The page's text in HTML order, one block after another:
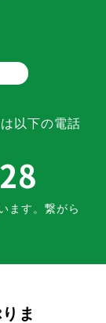
以下の電話
ます。 繋がら
ま